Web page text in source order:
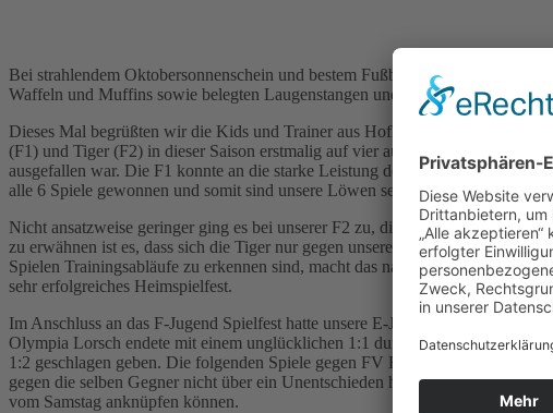
Bei strahlendem Oktobersonnenschein und bestem Fußballwetter fand am
Waffeln und Muffins sowie belegten Laugenstangen und Brezeln, waren wir
Dieses Mal begrüßten wir die Kids und Trainer aus Hofheim, 2 Teams aus
(F1) und Tiger (F2) in dieser Saison erstmalig auf vier aufgebauten
ausgefallen war. Die F1 konnte an die starke Leistung der letzten Spieltage
alle 6 Spiele gewonnen und somit sind unsere Löwen seit nun mehr als 24
Nicht ansatzweise geringer ging es bei unserer F2 zu, die immer besser ins
zu erwähnen ist es, dass sich die Tiger nur gegen unsere Löwen geschlagen
Spielen Trainingsabläufe zu erkennen sind, macht das natürlich auch die
sehr erfolgreiches Heimspielfest.
Im Anschluss an das F-Jugend Spielfest hatte unsere E-Jugend ihren Auftritt.
Olympia Lorsch endete mit einem unglücklichen 1:1 durch ein Eigentor in
1:2 geschlagen geben. Die folgenden Spiele gegen FV Hofheim und SSG
gegen die selben Gegner nicht über ein Unentschieden hinaus gekommen
vom Samstag anknüpfen können.